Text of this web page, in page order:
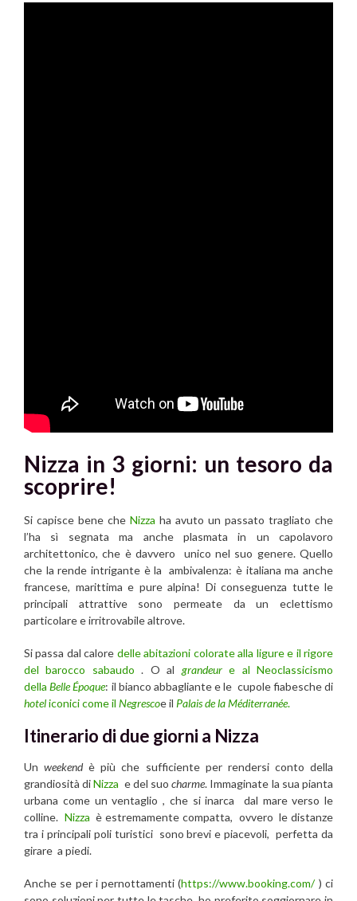
Nizza in 3 giorni: un tesoro da
scoprire!
Si capisce bene che Nizza ha avuto un passato tragliato che
l’ha sì segnata ma anche plasmata in un capolavoro
architettonico, che è davvero unico nel suo genere. Quello
che la rende intrigante è la ambivalenza: è italiana ma anche
francese, marittima e pure alpina! Di conseguenza tutte le
principali attrattive sono permeate da un eclettismo
particolare e irritrovabile altrove.
Si passa dal calore delle abitazioni colorate alla ligure e il rigore
del barocco sabaudo . O al grandeure al Neoclassicismo
dellaBelle Époque: il bianco abbagliante e le cupole fiabesche di
hoteliconici come il Negrescoe il Palais de la Méditerranée.
Itinerario di due giorni a Nizza
Unweekendè più che sufficiente per rendersi conto della
grandiosità diNizza e del suocharme. Immaginate la sua pianta
urbana come un ventaglio , che si inarca dal mare verso le
colline. Nizza è estremamente compatta, ovvero le distanze
tra i principali poli turistici sono brevi e piacevoli, perfetta da
girare a piedi.
Anche se per i pernottamenti (https://www.booking.com/) ci